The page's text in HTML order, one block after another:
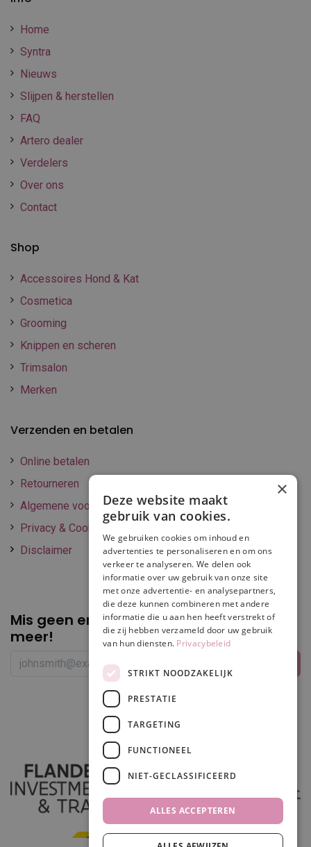
Home
Syntra
Nieuws
Slijpen & herstellen
FAQ
Artero dealer
Verdelers
Over ons
Contact
Shop
Accessoires Hond & Kat
Cosmetica
Grooming
Knippen en scheren
Trimsalon
Merken
Verzenden en betalen
Online betalen
Retourneren
Algemene voorwaarden
Privacy & Cookie policy
Disclaimer
Mis geen enkelepromotie of korting
meer!
×
Deze website maakt
gebruik van cookies.
We gebruiken cookies om inhoud en
advertenties te personaliseren en om ons
verkeer te analyseren. We delen ook
informatie over uw gebruik van onze site
met onze advertentie- en analysepartners,
die deze kunnen combineren met andere
informatie die u aan hen heeft verstrekt of
die zij hebben verzameld door uw gebruik
van hun diensten. Privacybeleid
STRIKT NOODZAKELIJK
PRESTATIE
TARGETING
FUNCTIONEEL
NIET-GECLASSIFICEERD
ALLES ACCEPTEREN